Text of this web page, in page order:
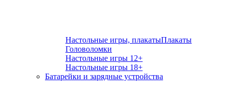
Настольные игры, плакатыПлакаты
Головоломки
Настольные игры 12+
Настольные игры 18+
Батарейки и зарядные устройства